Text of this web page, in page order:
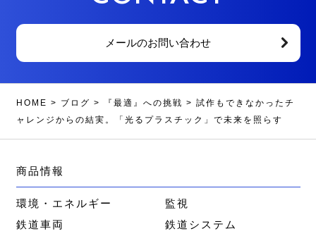
メールのお問い合わせ
HOME > ブログ > 『最適』への挑戦 > 試作もできなかったチ
ャレンジからの結実。「光るプラスチック」で未来を照らす
商品情報
環境・エネルギー
監視
鉄道車両
鉄道システム